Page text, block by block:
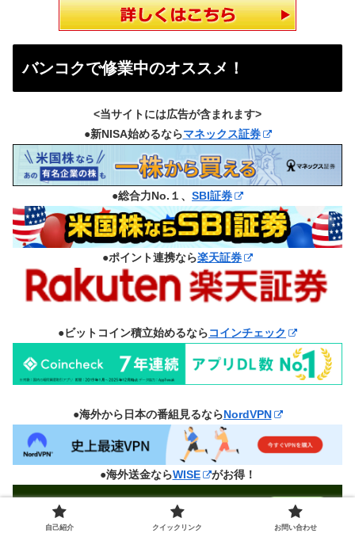
バンコクで修業中のオススメ！
<当サイトには広告が含まれます>
●新NISA始めるならマネックス証券
●総合力No.１、 SBI証券
●ポイント連携なら楽天証券
●ビットコイン積立始めるならコインチェック
●海外から日本の番組見るならNordVPN
●海外送金ならWISE がお得！
自己紹介 クイックリンク お問い合わせ